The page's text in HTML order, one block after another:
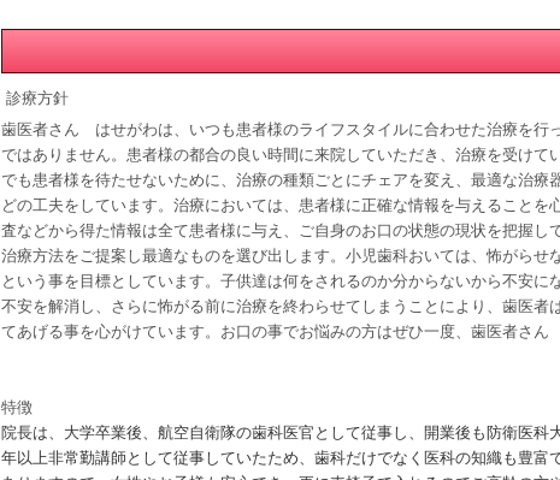
診療方針
歯医者さん はせがわは、いつも患者様のライフスタイルに合わせた治療を行
ではありません。患者様の都合の良い時間に来院していただき、治療を受けて
でも患者様を待たせないために、治療の種類ごとにチェアを変え、最適な治療
どの工夫をしています。治療においては、患者様に正確な情報を与えることを
査などから得た情報は全て患者様に与え、ご自身のお口の状態の現状を把握し
治療方法をご提案し最適なものを選び出します。小児歯科おいては、怖がらせ
という事を目標としています。子供達は何をされるのか分からないから不安に
不安を解消し、さらに怖がる前に治療を終わらせてしまうことにより、歯医者
てあげる事を心がけています。お口の事でお悩みの方はぜひ一度、歯医者さ
特徴
院長は、大学卒業後、航空自衛隊の歯科医官として従事し、開業後も防衛医科
年以上非常勤講師として従事していたため、歯科だけでなく医科の知織も豊富